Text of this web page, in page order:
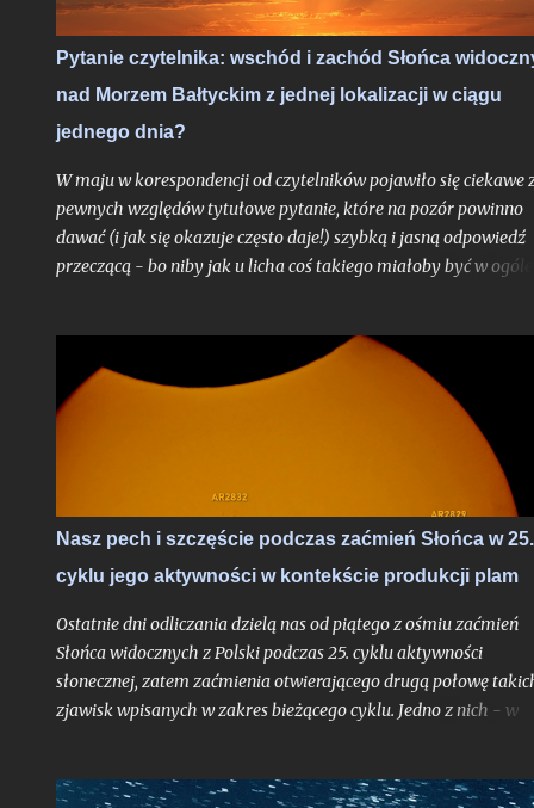
wskazówek odnośnie najbardziej lubianego przez amatorów
wakacyjnego roju meteorów, których tylko w jedną noc
ujrzeć więcej, niż większość ludzi zobaczy przez całe życie.
Oczywiście jak zawsze pod głównym warunkiem: jeśli
zachmurzenie zrobi sobie od nas wakacje...
Pytanie czytelnika: wschód i zachód Słońca
nad Morzem Bałtyckim z jednej lokalizacji w ciągu
jednego dnia?
W maju w korespondencji od czytelników pojawiło się ciekawe
pewnych względów tytułowe pytanie, które na pozór powinno
dawać (i jak się okazuje często daje!) szybką i jasną odpowiedź
przeczącą - bo niby jak u licha coś takiego miałoby być w ogóle
postanowiłem opisać teraz jeszcze szerzej w ramach całego
na blogu, albowiem stanowi ono bardzo interesujące zadanie
obserwacyjne, do wykonania którego chciałbym dziś zachęcić
zwłaszcza tych z Was, którzy mieszkają nad Morzem
Nasz pech i szczęście podczas zaćmień Słońca w 25.
cyklu jego aktywności w kontekście produkcji plam
Ostatnie dni odliczania dzielą nas od piątego z ośmiu zaćmień
Słońca widocznych z Polski podczas 25. cyklu aktywności
słonecznej, zatem zaćmienia otwierającego drugą połowę
zjawisk wpisanych w zakres bieżącego cyklu. Jedno z nich - w
skoro przynajmniej garstka Polaków mogła je ujrzeć nie